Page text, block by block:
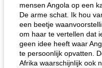
mensen Angola op een
De arme schat. Ik hou
een beetje
om haar te vertellen dat
geen idee heeft waar
te persoonlijk opvatten.
Afrika waarschijnlijk ook